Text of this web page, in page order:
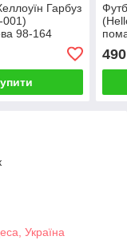
Гарбуз
001)
98-164
490
Україна